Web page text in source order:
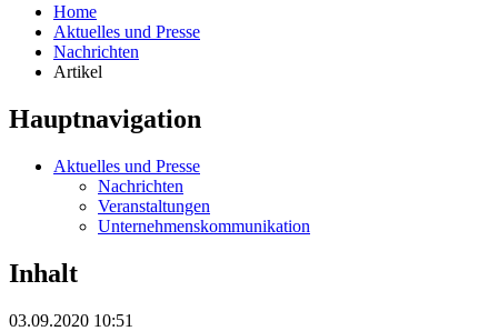
Home
Aktuelles und Presse
Nachrichten
Artikel
Hauptnavigation
Aktuelles und Presse
Nachrichten
Veranstaltungen
Unternehmenskommunikation
Inhalt
03.09.2020 10:51